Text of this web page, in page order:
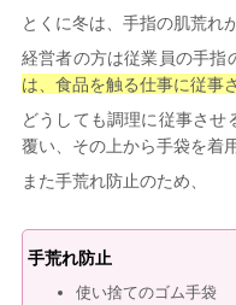
とくに冬は、手指の肌荒れ
経営者の方は従業員の手指
は、食品を触る仕事に従事
どうしても調理に従事さ
覆い、その上から手袋を着
また手荒れ防止のため、
手荒れ防止
使い捨てのゴム手袋